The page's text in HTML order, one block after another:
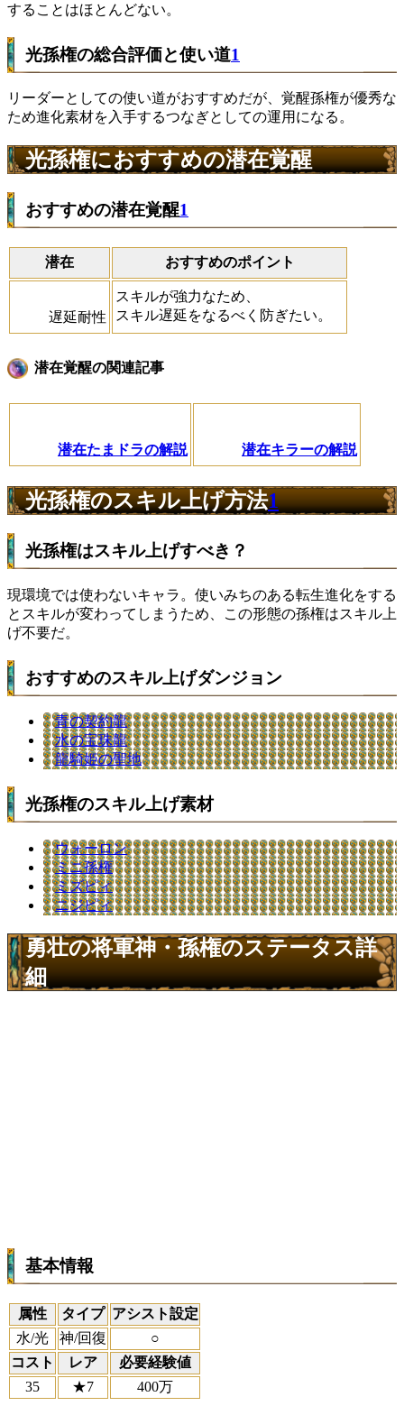
することはほとんどない。
光孫権の総合評価と使い道1
リーダーとしての使い道がおすすめだが、覚醒孫権が優秀な
ため進化素材を入手するつなぎとしての運用になる。
光孫権におすすめの潜在覚醒
おすすめの潜在覚醒1
潜在 おすすめのポイント
遅延耐性
スキルが強力なため、
スキル遅延をなるべく防ぎたい。
潜在覚醒の関連記事
潜在たまドラの解説 潜在キラーの解説
光孫権のスキル上げ方法1
光孫権はスキル上げすべき？
現環境では使わないキャラ。使いみちのある転生進化をする
とスキルが変わってしまうため、この形態の孫権はスキル上
げ不要だ。
おすすめのスキル上げダンジョン
青の契約龍
水の宝珠龍
龍騎姫の聖地
光孫権のスキル上げ素材
ウォーロン
ミニ孫権
ミズピィ
ニジピィ
勇壮の将軍神・孫権のステータス詳
細
基本情報
属性 タイプ アシスト設定
水/光
神/回復
○
コスト
レア
必要経験値
35
★7 400万